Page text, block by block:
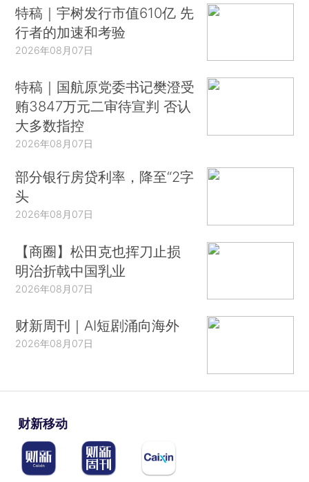
特稿｜宇树发行市值610亿 先
行者的加速和考验
2026年08月07日
特稿｜国航原党委书记樊澄受
贿3847万元二审待宣判 否认
大多数指控
2026年08月07日
部分银行房贷利率，降至“2字
头
2026年08月07日
【商圈】松田克也挥刀止损
明治折戟中国乳业
2026年08月07日
财新周刊｜AI短剧涌向海外
2026年08月07日
财新移动